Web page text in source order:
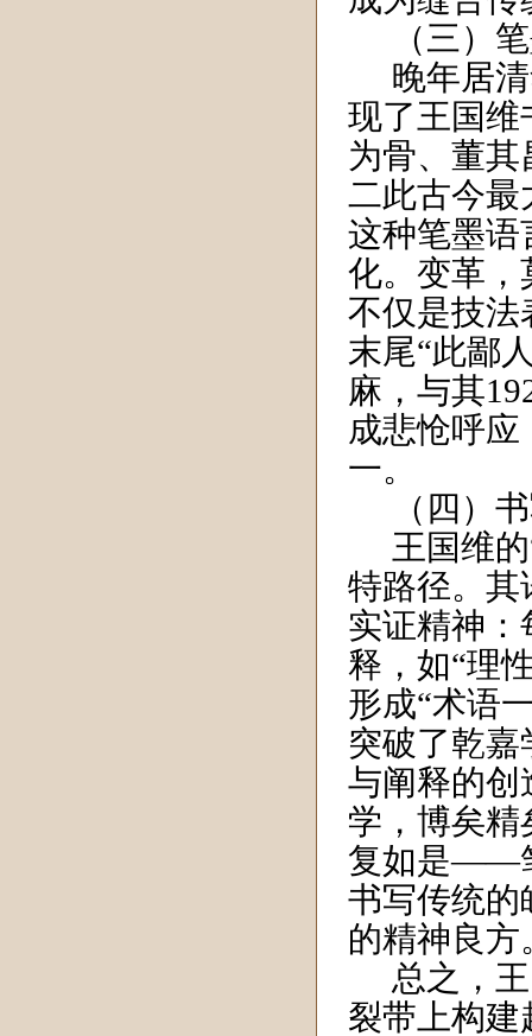
（三）
晚年居
现了王国维
为骨、董其
二此古今最
这种笔墨语
化。变革，
不仅是技法
末尾“此鄙
麻，与其
成悲怆呼
一。
（四）
王国维
特路径。其
实证精神：
释，如“理
形成“术语
突破了乾嘉
与阐释的创
学，博矣精
复如是——
书写传统的
的精神良方
总之，
裂带上构建